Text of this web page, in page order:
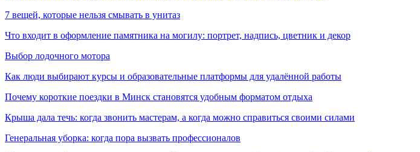
7 вещей, которые нельзя смывать в унитаз
Что входит в оформление памятника на могилу: портрет, надпись, цветник и декор
Выбор лодочного мотора
Как люди выбирают курсы и образовательные платформы для удалённой работы
Почему короткие поездки в Минск становятся удобным форматом отдыха
Крыша дала течь: когда звонить мастерам, а когда можно справиться своими силами
Генеральная уборка: когда пора вызвать профессионалов